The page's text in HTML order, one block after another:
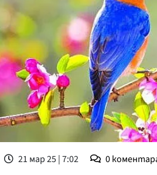
21 мар 25 | 7:02 0